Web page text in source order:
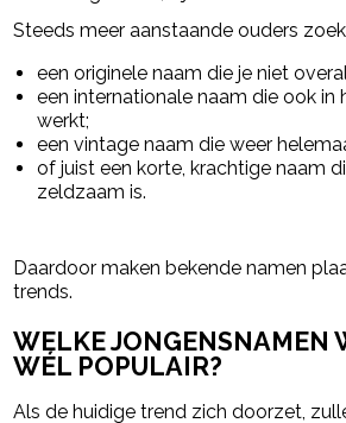
Steeds meer aanstaande ouders
een originele naam die je niet
een internationale naam die ook in
werkt;
een vintage naam die weer
of juist een korte, krachtige naam
zeldzaam is.
Daardoor maken bekende namen
trends.
WELKE JONGENSNAMEN
WÉL POPULAIR?
Als de huidige trend zich doorzet,